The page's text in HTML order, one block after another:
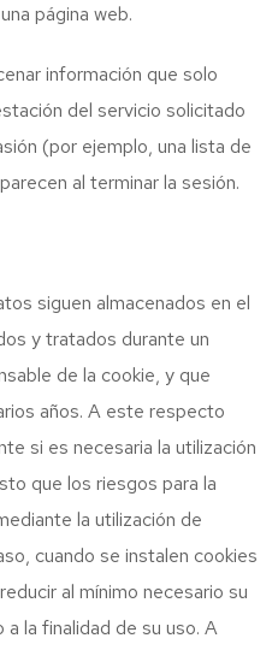
página web.
información que solo
del servicio solicitado
(por ejemplo, una lista de
al terminar la sesión.
siguen almacenados en el
y tratados durante un
de la cookie, y que
años. A este respecto
si es necesaria la utilización
que los riesgos para la
la utilización de
cuando se instalen cookies
al mínimo necesario su
la finalidad de su uso. A